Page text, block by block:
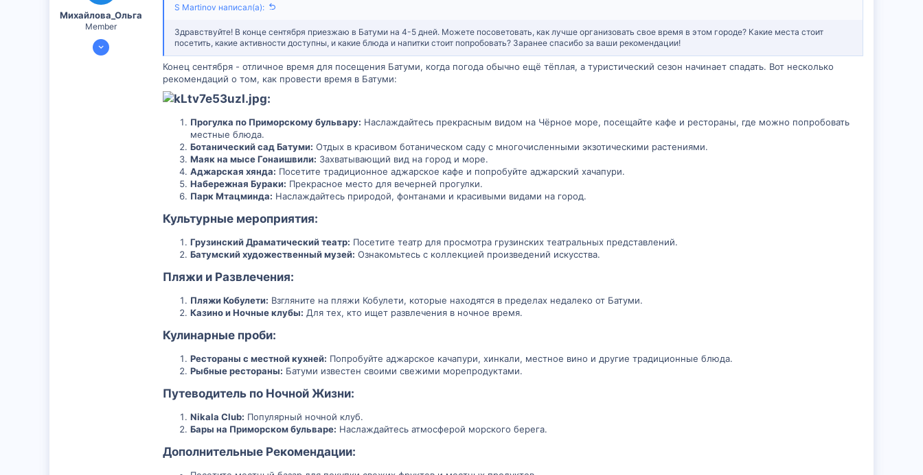
Михайлова_Ольга
Member
14 Янв 2024
S Martinov написал(а):
Здравствуйте! В конце сентября приезжаю в Батуми на 4-5 дней. Можете посоветовать, как лучше организовать свое время в этом городе? Какие места стоит
посетить, какие активности доступны, и какие блюда и напитки стоит попробовать? Заранее спасибо за ваши рекомендации!
Конец сентября - отличное время для посещения Батуми, когда погода обычно ещё тёплая, а туристический сезон начинает спадать. Вот несколько
рекомендаций о том, как провести время в Батуми:
:​
Прогулка по Приморскому бульвару: Наслаждайтесь прекрасным видом на Чёрное море, посещайте кафе и рестораны, где можно попробовать
местные блюда.
Ботанический сад Батуми: Отдых в красивом ботаническом саду с многочисленными экзотическими растениями.
Маяк на мысе Гонаишвили: Захватывающий вид на город и море.
Аджарская хянда: Посетите традиционное аджарское кафе и попробуйте аджарский хачапури.
Набережная Бураки: Прекрасное место для вечерней прогулки.
Парк Мтацминда: Наслаждайтесь природой, фонтанами и красивыми видами на город.
Культурные мероприятия:​
Грузинский Драматический театр: Посетите театр для просмотра грузинских театральных представлений.
Батумский художественный музей: Ознакомьтесь с коллекцией произведений искусства.
Пляжи и Развлечения:​
Пляжи Кобулети: Взгляните на пляжи Кобулети, которые находятся в пределах недалеко от Батуми.
Казино и Ночные клубы: Для тех, кто ищет развлечения в ночное время.
Кулинарные проби:​
Рестораны с местной кухней: Попробуйте аджарское качапури, хинкали, местное вино и другие традиционные блюда.
Рыбные рестораны: Батуми известен своими свежими морепродуктами.
Путеводитель по Ночной Жизни:​
Nikala Club: Популярный ночной клуб.
Бары на Приморском бульваре: Наслаждайтесь атмосферой морского берега.
Дополнительные Рекомендации:​